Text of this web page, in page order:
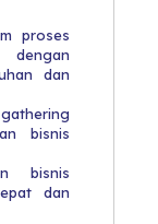
proses
dan
bisnis
bisnis
dan